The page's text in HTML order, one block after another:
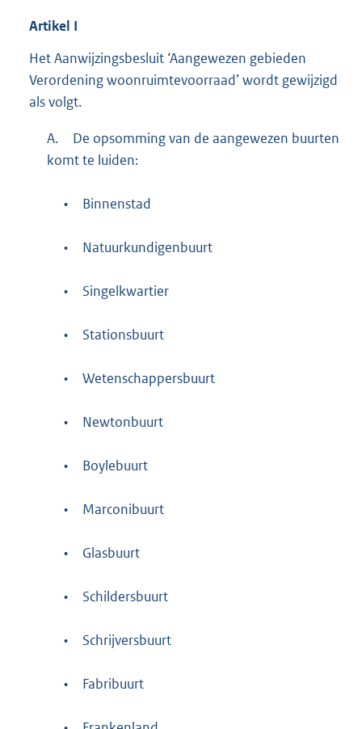
Artikel I
Het Aanwijzingsbesluit ‘Aangewezen gebieden
Verordening woonruimtevoorraad’ wordt gewijzigd
als volgt.
A.
De opsomming van de aangewezen buurten
komt te luiden:
• Binnenstad
• Natuurkundigenbuurt
• Singelkwartier
• Stationsbuurt
• Wetenschappersbuurt
• Newtonbuurt
• Boylebuurt
• Marconibuurt
• Glasbuurt
• Schildersbuurt
• Schrijversbuurt
• Fabribuurt